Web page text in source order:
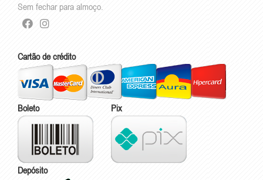
Sem fechar para almoço.
Cartão de crédito
Boleto Pix
Depósito